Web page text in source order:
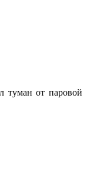
туман от паровой